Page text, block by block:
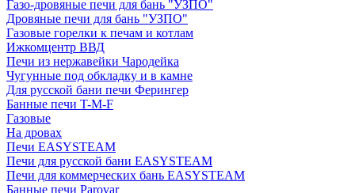
Газо-дровяные печи для бань "УЗПО"
Дровяные печи для бань "УЗПО"
Газовые горелки к печам и котлам
Ижкомцентр ВВД
Печи из нержавейки Чародейка
Чугунные под обкладку и в камне
Для русской бани печи Ферингер
Банные печи T-M-F
Газовые
На дровах
Печи EASYSTEAM
Печи для русской бани EASYSTEAM
Печи для коммерческих бань EASYSTEAM
Банные печи Parovar